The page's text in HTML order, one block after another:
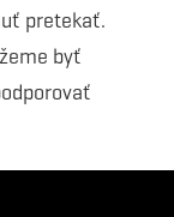
pretekať.
byť